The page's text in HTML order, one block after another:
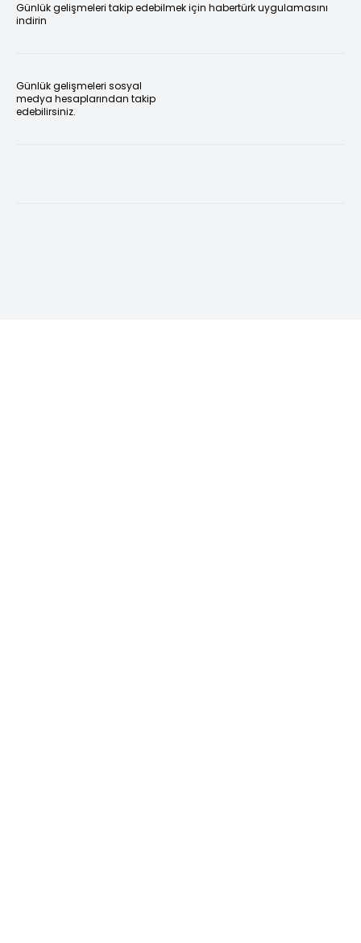
Günlük gelişmeleri takip edebilmek için habertürk uygulamasını
indirin
Günlük gelişmeleri sosyal
medya hesaplarından takip
edebilirsiniz.